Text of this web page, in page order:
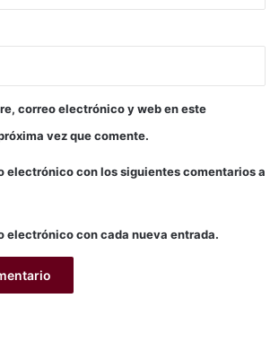
correo electrónico y web en este
vez que comente.
electrónico con los siguientes comentarios a
electrónico con cada nueva entrada.